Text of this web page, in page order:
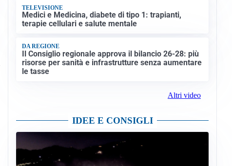
TELEVISIONE
Medici e Medicina, diabete di tipo 1: trapianti,
terapie cellulari e salute mentale
DA REGIONE
Il Consiglio regionale approva il bilancio 26-28: più
risorse per sanità e infrastrutture senza aumentare
le tasse
Altri video
IDEE E CONSIGLI